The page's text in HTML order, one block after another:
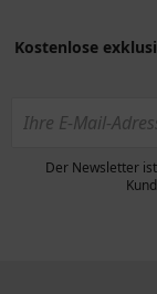
Kostenlose
Der Newsletter